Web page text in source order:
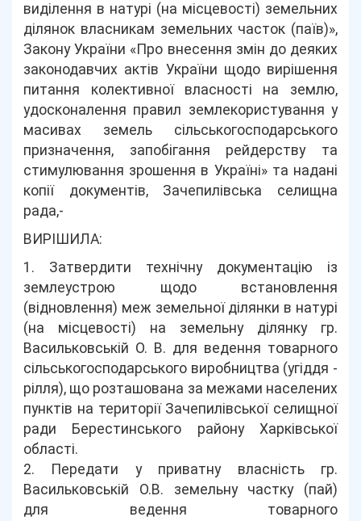
виділення в натурі (на місцевості) земельних
ділянок власникам земельних часток (паїв)»,
Закону України «Про внесення змін до деяких
законодавчих актів України щодо вирішення
питання колективної власності на землю,
удосконалення правил землекористування у
масивах земель сільськогосподарського
призначення, запобігання рейдерству та
стимулювання зрошення в Україні» та надані
копії документів, Зачепилівська селищна
рада,-
ВИРІШИЛА:
1. Затвердити технічну документацію із
землеустрою щодо встановлення
(відновлення) меж земельної ділянки в натурі
(на місцевості) на земельну ділянку гр.
Васильковській О. В. для ведення товарного
сільськогосподарського виробництва (угіддя -
рілля), що розташована за межами населених
пунктів на території Зачепилівської селищної
ради Берестинського району Харківської
області.
2. Передати у приватну власність гр.
Васильковській О.В. земельну частку (пай)
для ведення товарного